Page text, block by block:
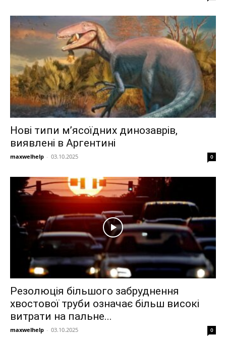
Нові типи м’ясоїдних динозаврів,
виявлені в Аргентині
maxwelhelp - 03.10.2025 0
Резолюція більшого забруднення
хвостової труби означає більш високі
витрати на пальне...
maxwelhelp - 03.10.2025 0